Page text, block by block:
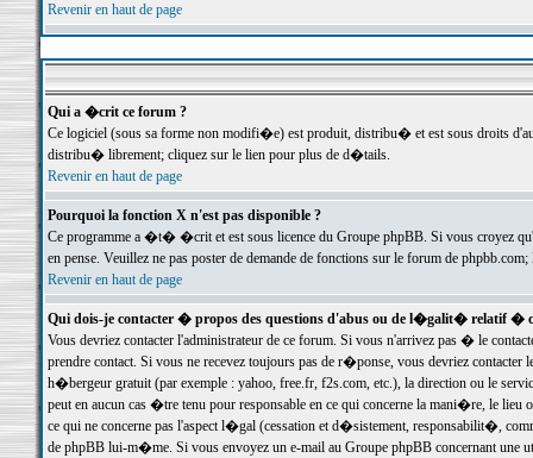
Revenir en haut de page
Qui a �crit ce forum ?
Ce logiciel (sous sa forme non modifi�e) est produit, distribu� et est sous droits
distribu� librement; cliquez sur le lien pour plus de d�tails.
Revenir en haut de page
Pourquoi la fonction X n'est pas disponible ?
Ce programme a �t� �crit et est sous licence du Groupe phpBB. Si vous croyez
en pense. Veuillez ne pas poster de demande de fonctions sur le forum de
Revenir en haut de page
Qui dois-je contacter � propos des questions d'abus ou de l�galit� relatif �
Vous devriez contacter l'administrateur de ce forum. Si vous n'arrivez pas � le
prendre contact. Si vous ne recevez toujours pas de r�ponse, vous devriez
h�bergeur gratuit (par exemple : yahoo, free.fr, f2s.com, etc.), la direction ou le
peut en aucun cas �tre tenu pour responsable en ce qui concerne la mani�re, le
ce qui ne concerne pas l'aspect l�gal (cessation et d�sistement, responsabilit�,
de phpBB lui-m�me. Si vous envoyez un e-mail au Groupe phpBB concernant une